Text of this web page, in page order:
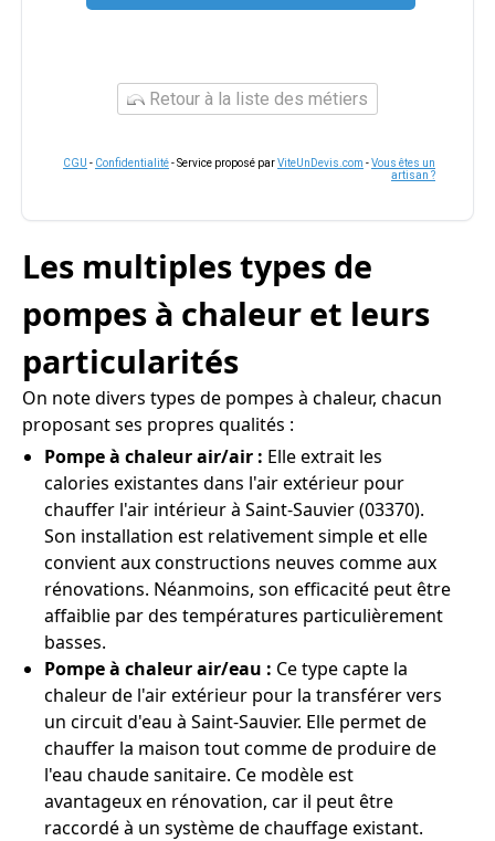
Retour à la liste des métiers
CGU - Confidentialité- Service proposé parViteUnDevis.com -Vous êtes un
artisan ?
Les multiples types de
pompes à chaleur et leurs
particularités
On note divers types de pompes à chaleur, chacun
proposant ses propres qualités :
Pompe à chaleur air/air : Elle extrait les
calories existantes dans l'air extérieur pour
chauffer l'air intérieur à Saint-Sauvier (03370).
Son installation est relativement simple et elle
convient aux constructions neuves comme aux
rénovations. Néanmoins, son efficacité peut être
affaiblie par des températures particulièrement
basses.
Pompe à chaleur air/eau : Ce type capte la
chaleur de l'air extérieur pour la transférer vers
un circuit d'eau à Saint-Sauvier. Elle permet de
chauffer la maison tout comme de produire de
l'eau chaude sanitaire. Ce modèle est
avantageux en rénovation, car il peut être
raccordé à un système de chauffage existant.